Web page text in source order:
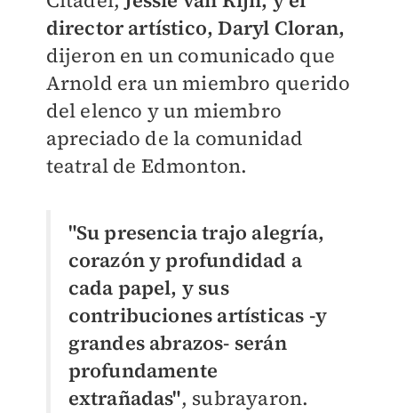
director artístico, Daryl Cloran,
dijeron en un comunicado que
Arnold era un miembro querido
del elenco y un miembro
apreciado de la comunidad
teatral de Edmonton.
"Su presencia trajo alegría,
corazón y profundidad a
cada papel, y sus
contribuciones artísticas -y
grandes abrazos- serán
profundamente
extrañadas", subrayaron.